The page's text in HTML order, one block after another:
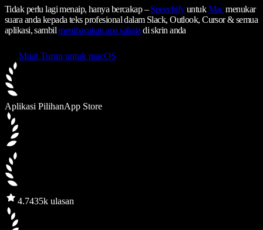
Tidak perlu lagi menaip, hanya bercakap –SpeechifyuntukMacmenukar
suara anda kepada teks profesional dalam Slack, Outlook, Cursor & semua
aplikasi, sambilmembacakan apa sahaja di skrin anda
Muat Turun untuk macOS
Aplikasi PilihanApp Store
4.7435k ulasan